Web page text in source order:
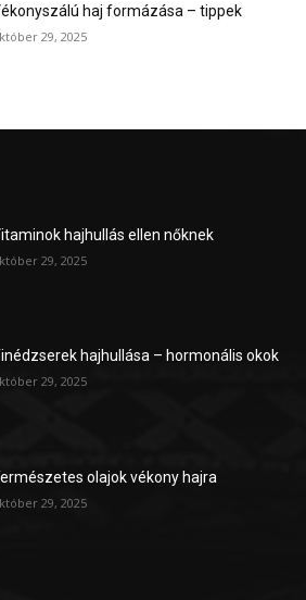
haj formázása – tippek
29, 2025
hajhullás ellen nőknek
29, 2025
hajhullása – hormonális okok
29, 2025
olajok vékony hajra
29, 2025